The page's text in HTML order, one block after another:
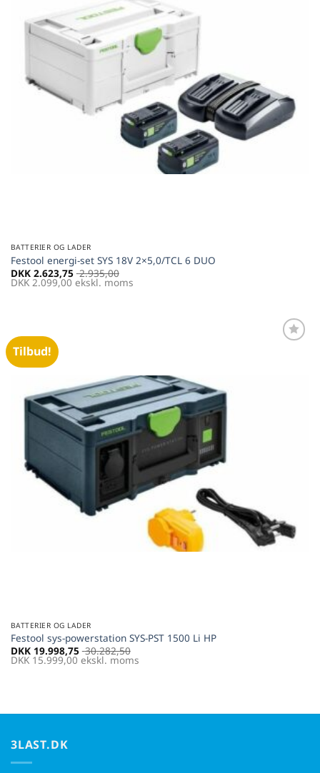
BATTERIER OG LADER
Festool energi-set SYS 18V 2×5,0/TCL 6 DUO
DKK 2.623,75 2.935,00
DKK 2.099,00 ekskl. moms
Tilbud!
BATTERIER OG LADER
Festool sys-powerstation SYS-PST 1500 Li HP
DKK 19.998,75 30.282,50
DKK 15.999,00 ekskl. moms
3LAST.DK